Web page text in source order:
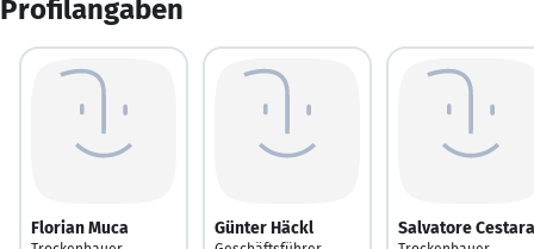
Profilangaben
Florian Muca Günter Häckl Salvatore Cestara